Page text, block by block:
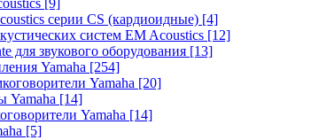
[9]
серии CS (кардиоидные) [4]
систем EM Acoustics [12]
для звукового оборудования [13]
Yamaha [254]
Yamaha [20]
Yamaha [14]
Yamaha [14]
[5]